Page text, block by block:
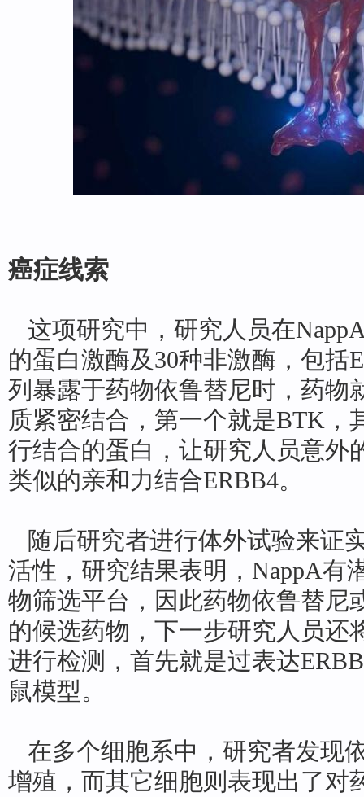
癌症线索
这项研究中，研究人员在
的蛋白激酶及30种非激酶，包括
列暴露于药物依鲁替尼时，药物
质紧密结合，第一个就是BTK，
行结合的蛋白，让研究人员意外
类似的亲和力结合ERBB4。
随后研究者进行体外试验来证
活性，研究结果表明，NappA有
物筛选平台，因此药物依鲁替尼
的候选药物，下一步研究人员还
进行检测，首先就是过表达
鼠模型。
在多个细胞系中，研究者发现
增殖，而其它细胞则表现出了对